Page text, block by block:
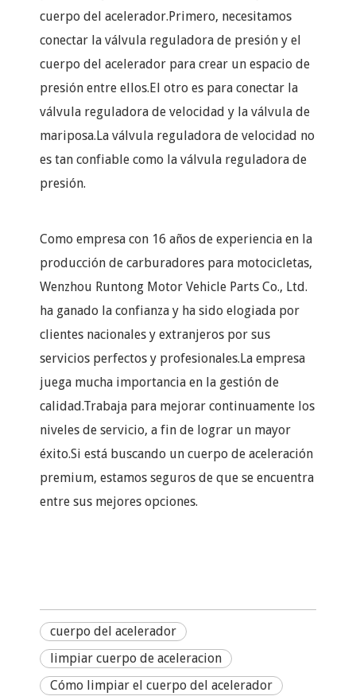
cuerpo del acelerador.Primero, necesitamos
conectar la válvula reguladora de presión y el
cuerpo del acelerador para crear un espacio de
presión entre ellos.El otro es para conectar la
válvula reguladora de velocidad y la válvula de
mariposa.La válvula reguladora de velocidad no
es tan confiable como la válvula reguladora de
presión.
Como empresa con 16 años de experiencia en la
producción de carburadores para motocicletas,
Wenzhou Runtong Motor Vehicle Parts Co., Ltd.
ha ganado la confianza y ha sido elogiada por
clientes nacionales y extranjeros por sus
servicios perfectos y profesionales.La empresa
juega mucha importancia en la gestión de
calidad.Trabaja para mejorar continuamente los
niveles de servicio, a fin de lograr un mayor
éxito.Si está buscando un cuerpo de aceleración
premium, estamos seguros de que se encuentra
entre sus mejores opciones.
cuerpo del acelerador
limpiar cuerpo de aceleracion
Cómo limpiar el cuerpo del acelerador